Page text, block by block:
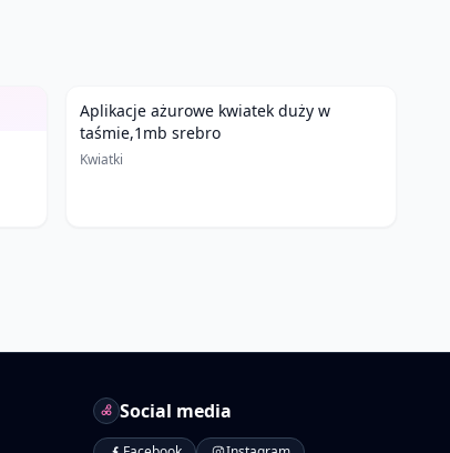
Aplikacje ażurowe kwiatek duży w
taśmie,1mb srebro
Kwiatki
Social media